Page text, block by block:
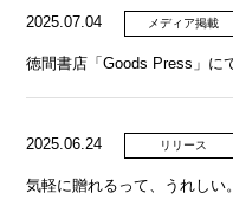
2025.07.04 メディア掲載
徳間書店「Goods Press」に
2025.06.24 リリース
気軽に贈れるって、うれし